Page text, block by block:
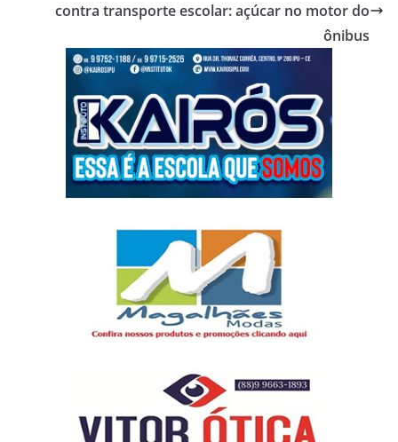
contra transporte escolar: açúcar no motor do
ônibus